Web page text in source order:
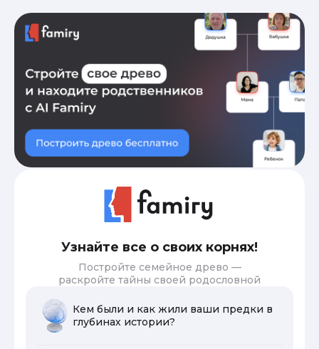
Узнайте все о своих корнях!
Постройте семейное древо —
раскройте тайны своей родословной
Кем были и как жили ваши предки в
глубинах истории?